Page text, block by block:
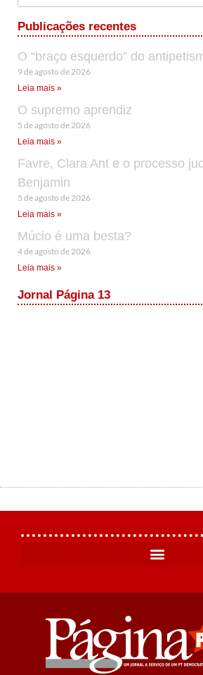
Publicações recentes
O “braço esquerdo” do
9 de agosto de 2026
Leia mais »
O supremo aprendiz
5 de agosto de 2026
Leia mais »
Favre, Clara Ant e o processo
Benjamin
5 de agosto de 2026
Leia mais »
Múcio é uma besta?
4 de agosto de 2026
Leia mais »
Jornal Página 13